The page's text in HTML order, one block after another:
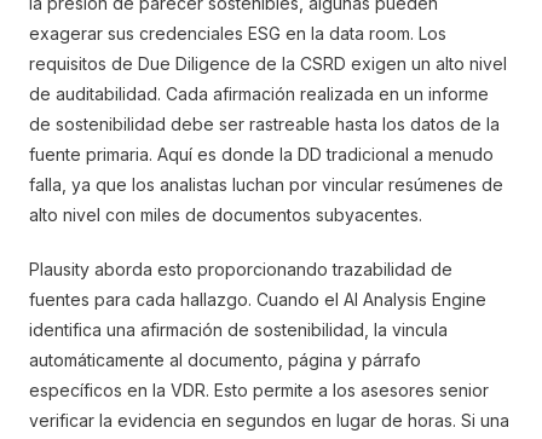
exagerar sus credenciales ESG en la data room. Los
requisitos de Due Diligence de la CSRD exigen un alto nivel
de auditabilidad. Cada afirmación realizada en un informe
de sostenibilidad debe ser rastreable hasta los datos de la
fuente primaria. Aquí es donde la DD tradicional a menudo
falla, ya que los analistas luchan por vincular resúmenes de
alto nivel con miles de documentos subyacentes.
Plausity aborda esto proporcionando trazabilidad de
fuentes para cada hallazgo. Cuando el AI Analysis Engine
identifica una afirmación de sostenibilidad, la vincula
automáticamente al documento, página y párrafo
específicos en la VDR. Esto permite a los asesores senior
verificar la evidencia en segundos en lugar de horas. Si una